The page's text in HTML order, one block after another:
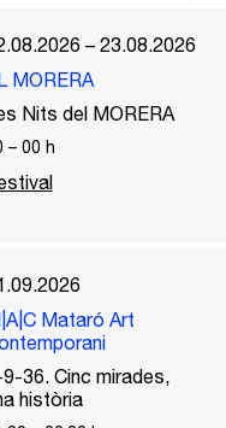
– 23.08.2026
MORERA
Nits del MORERA
– 00 h
Mataró Art
36. Cinc mirades,
història